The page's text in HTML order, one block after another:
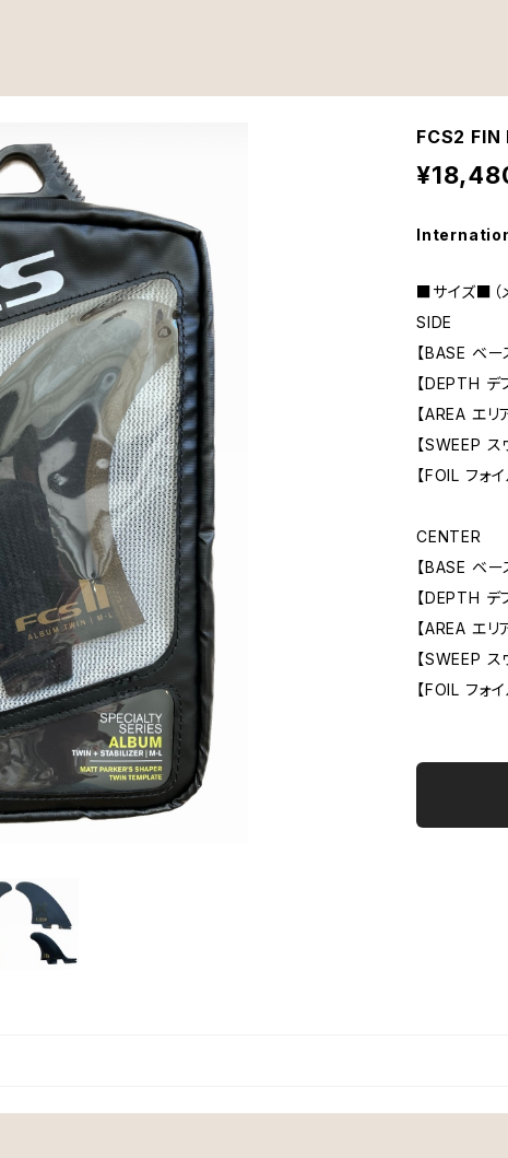
FCS2 FIN
■サイズ■（
SIDE
【BASE ベ
【DEPTH
【AREA エ
【SWEEP
【FOIL フォ
CENTER
【BASE ベ
【DEPTH デ
【AREA エ
【SWEEP
【FOIL フォ